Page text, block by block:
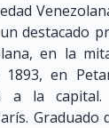
destacado
en la
en
a la
Graduado